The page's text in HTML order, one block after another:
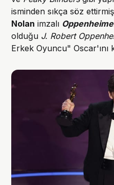
isminden sıkça söz
Nolan imzalı
olduğu J. Robert
Erkek Oyuncu" Oscar'ını